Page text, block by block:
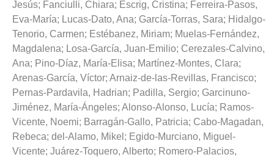
Jesús; Fanciulli, Chiara; Escrig, Cristina; Ferreira-Pasos,
Eva-María; Lucas-Dato, Ana; García-Torras, Sara; Hidalgo-
Tenorio, Carmen; Estébanez, Miriam; Muelas-Fernández,
Magdalena; Losa-García, Juan-Emilio; Cerezales-Calvino,
Ana; Pino-Díaz, María-Elisa; Martínez-Montes, Clara;
Arenas-García, Víctor; Arnaiz-de-las-Revillas, Francisco;
Pernas-Pardavila, Hadrian; Padilla, Sergio; Garcinuno-
Jiménez, María-Ángeles; Alonso-Alonso, Lucía; Ramos-
Vicente, Noemi; Barragán-Gallo, Patricia; Cabo-Magadan,
Rebeca; del-Alamo, Mikel ; Egido-Murciano, Miguel-
Vicente; Juárez-Toquero, Alberto; Romero-Palacios,